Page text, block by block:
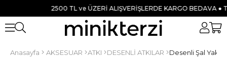
2500 TL ve ÜZERİ ALIŞVERİŞLERDE KARGO BEDAVA ●
Anasayfa AKSESUAR ATKI DESENLİ ATKILAR Desenli Şal Yaka